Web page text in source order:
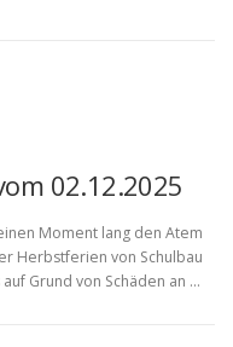
02.12.2025
Moment lang den Atem
Herbstferien von Schulbau
Grund von Schäden an …